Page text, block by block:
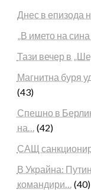
Днес в епизода
„В името на
Тази вечер в
Магнитна буря
(43)
Спешно в
на… (42)
САЩ
В Украйна:
командири… (40)